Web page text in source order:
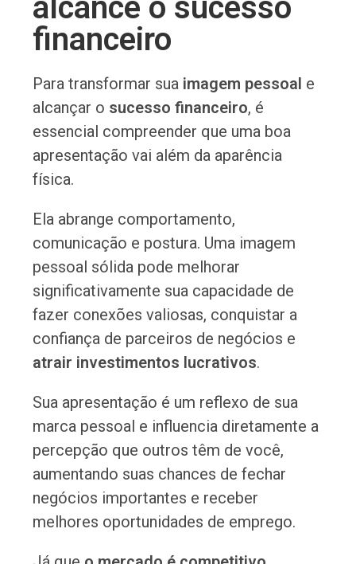
alcance o sucesso
financeiro
Para transformar sua imagem pessoal e
alcançar o sucesso financeiro, é
essencial compreender que uma boa
apresentação vai além da aparência
física.
Ela abrange comportamento,
comunicação e postura. Uma imagem
pessoal sólida pode melhorar
significativamente sua capacidade de
fazer conexões valiosas, conquistar a
confiança de parceiros de negócios e
atrair investimentos lucrativos.
Sua apresentação é um reflexo de sua
marca pessoal e influencia diretamente a
percepção que outros têm de você,
aumentando suas chances de fechar
negócios importantes e receber
melhores oportunidades de emprego.